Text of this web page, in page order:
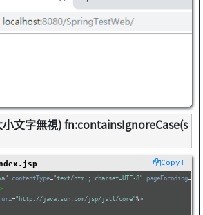
文字無視) fn:containsIgnoreCase(s
Copy!
contentType="text/html; charset=UTF-8" pageEncoding=
uri ="http://java.sun.com/jsp/jstl/core"%>